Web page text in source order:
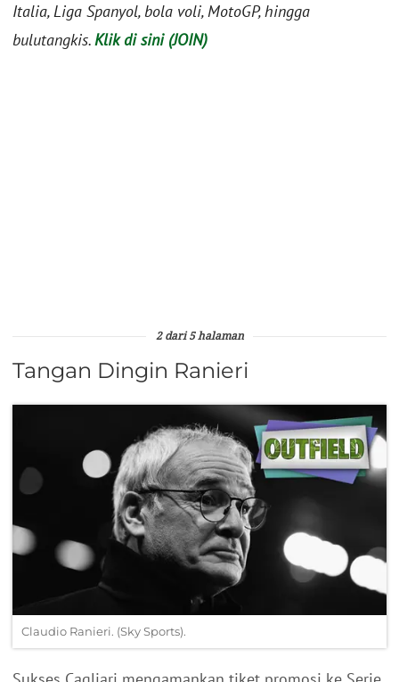
Italia, Liga Spanyol, bola voli, MotoGP, hingga
bulutangkis.Klik di sini (JOIN)
2 dari 5 halaman
Tangan Dingin Ranieri
Claudio Ranieri. (Sky Sports).